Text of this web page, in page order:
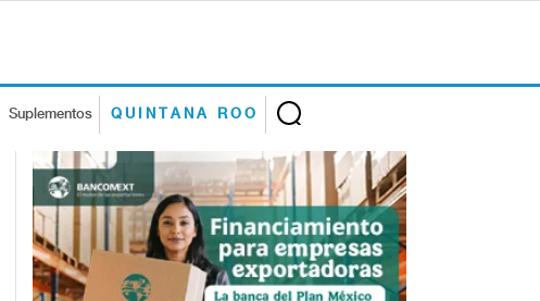
Suplementos QUINTANA ROO